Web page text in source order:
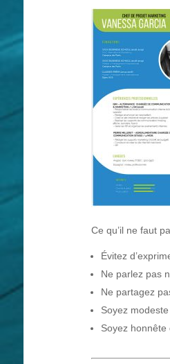
Ce qu’il ne faut
Évitez
Ne parlez pas
Ne partagez
Soyez
Soyez honnête